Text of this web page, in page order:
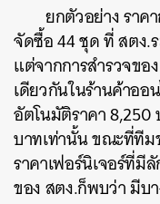
ยกตัวอย่าง ราค
จัดซื้อ 44 ชุด ที่ สตง.
แต่จากการสำรวจข
เดียวกันในร้านค้าอ
อัตโนมัติราคา 8,250
บาทเท่านั้น ขณะที่ทีม
ราคาเฟอร์นิเจอร์ที่มี
ของ สตง.ก็พบว่า มีบ